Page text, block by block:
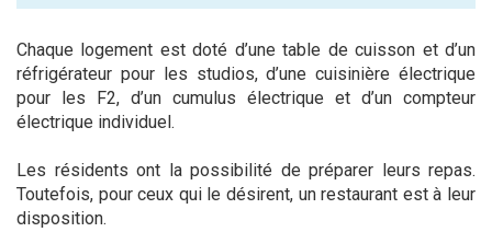
Chaque logement est doté d’une table de cuisson et d’un
réfrigérateur pour les studios, d’une cuisinière électrique
pour les F2, d’un cumulus électrique et d’un compteur
électrique individuel.
Les résidents ont la possibilité de préparer leurs repas.
Toutefois, pour ceux qui le désirent, un restaurant est à leur
disposition.